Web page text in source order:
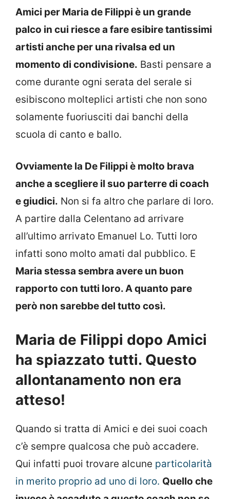
Amici per Maria de Filippi è un grande
palco in cui riesce a fare esibire tantissimi
artisti anche per una rivalsa ed un
momento di condivisione. Basti pensare a
come durante ogni serata del serale si
esibiscono molteplici artisti che non sono
solamente fuoriusciti dai banchi della
scuola di canto e ballo.
Ovviamente la De Filippi è molto brava
anche a scegliere il suo parterre di coach
e giudici. Non si fa altro che parlare di loro.
A partire dalla Celentano ad arrivare
all’ultimo arrivato Emanuel Lo. Tutti loro
infatti sono molto amati dal pubblico. E
Maria stessa sembra avere un buon
rapporto con tutti loro. A quanto pare
però non sarebbe del tutto così.
Maria de Filippi dopo Amici
ha spiazzato tutti. Questo
allontanamento non era
atteso!
Quando si tratta di Amici e dei suoi coach
c’è sempre qualcosa che può accadere.
Qui infatti puoi trovare alcune particolarità
in merito proprio ad uno di loro. Quello che